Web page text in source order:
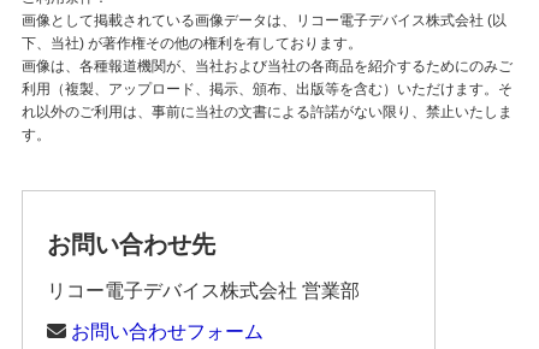
画像として掲載されている画像データは、リコー電子デバイス株式会社 (以
下、当社) が著作権その他の権利を有しております。
画像は、各種報道機関が、当社および当社の各商品を紹介するためにのみご
利用（複製、アップロード、掲示、頒布、出版等を含む）いただけます。そ
れ以外のご利用は、事前に当社の文書による許諾がない限り、禁止いたしま
す。
お問い合わせ先
リコー電子デバイス株式会社 営業部
お問い合わせフォーム